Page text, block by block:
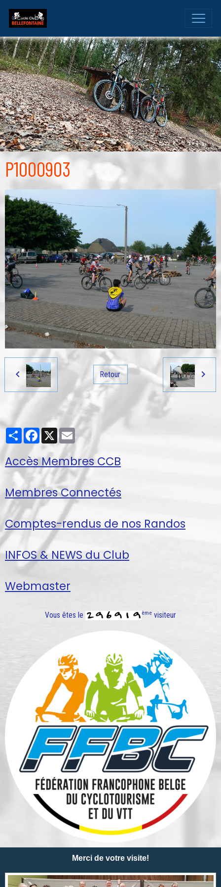
P1000903
Retour
PartagerFacebook
X Email
Accès Membres CCB
Membres Connectés
Comptes-rendus de nos Randos
INFOS & NEWS du Club
Webmaster
Vous êtes le ème visiteur
Merci de votre visite!